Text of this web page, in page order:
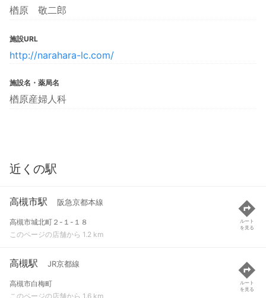
楢原 敬二郎
施設URL
http://narahara-lc.com/
施設名・薬局名
楢原産婦人科
近くの駅
高槻市駅 阪急京都本線
高槻市城北町２-１-１８
このページの店舗から 1.2 km
ルート
を見る
高槻駅 JR京都線
高槻市白梅町
このページの店舗から 1.6 km
ルート
を見る